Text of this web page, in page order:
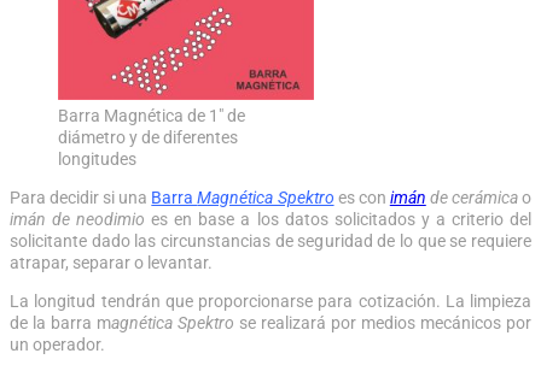
Barra Magnética de 1″ de
diámetro y de diferentes
longitudes
Para decidir si una BarraMagnética Spektro es con imán de cerámicao
imán de neodimio es en base a los datos solicitados y a criterio del
solicitante dado las circunstancias de seguridad de lo que se requiere
atrapar, separar o levantar.
La longitud tendrán que proporcionarse para cotización. La limpieza
de la barra magnética Spektro se realizará por medios mecánicos por
un operador.